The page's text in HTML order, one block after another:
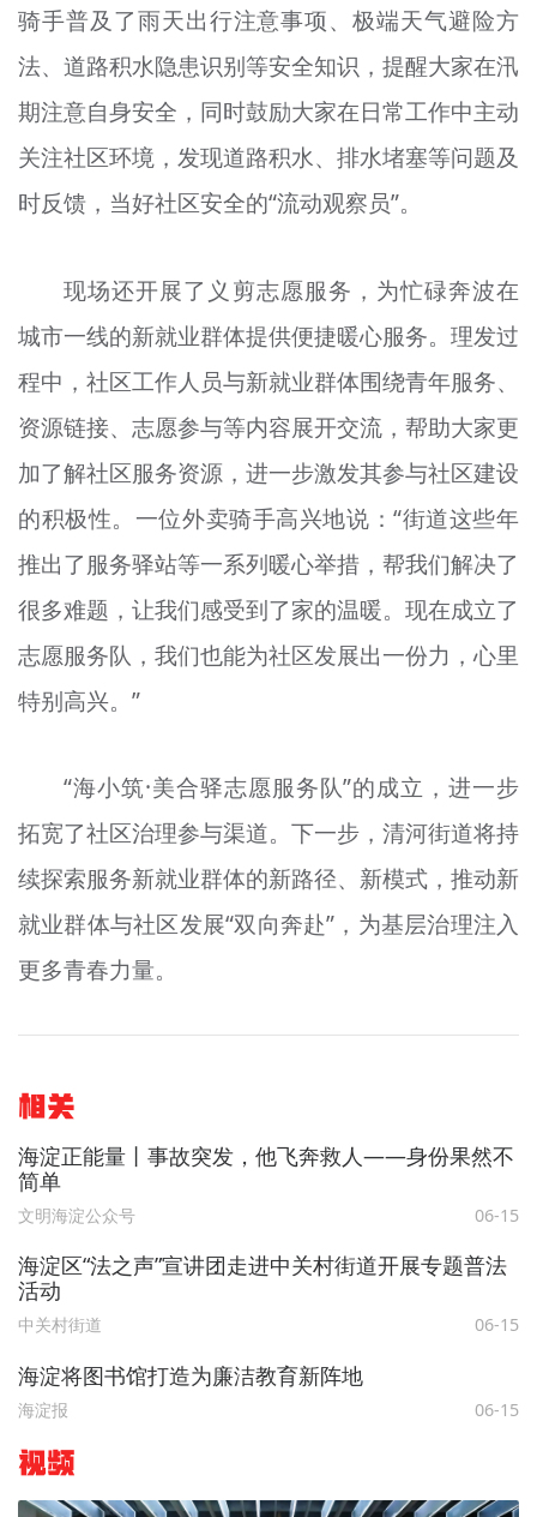
骑手普及了雨天出行注意事项、极端天气避险方
法、道路积水隐患识别等安全知识，提醒大家在汛
期注意自身安全，同时鼓励大家在日常工作中主动
关注社区环境，发现道路积水、排水堵塞等问题及
时反馈，当好社区安全的“流动观察员”。
现场还开展了义剪志愿服务，为忙碌奔波在
城市一线的新就业群体提供便捷暖心服务。理发过
程中，社区工作人员与新就业群体围绕青年服务、
资源链接、志愿参与等内容展开交流，帮助大家更
加了解社区服务资源，进一步激发其参与社区建设
的积极性。一位外卖骑手高兴地说：“街道这些年
推出了服务驿站等一系列暖心举措，帮我们解决了
很多难题，让我们感受到了家的温暖。现在成立了
志愿服务队，我们也能为社区发展出一份力，心里
特别高兴。”
“海小筑·美合驿志愿服务队”的成立，进一步
拓宽了社区治理参与渠道。下一步，清河街道将持
续探索服务新就业群体的新路径、新模式，推动新
就业群体与社区发展“双向奔赴”，为基层治理注入
更多青春力量。
相关
海淀正能量丨事故突发，他飞奔救人——身份果然不
简单
文明海淀公众号 06-15
海淀区“法之声”宣讲团走进中关村街道开展专题普法
活动
中关村街道 06-15
海淀将图书馆打造为廉洁教育新阵地
海淀报 06-15
视频